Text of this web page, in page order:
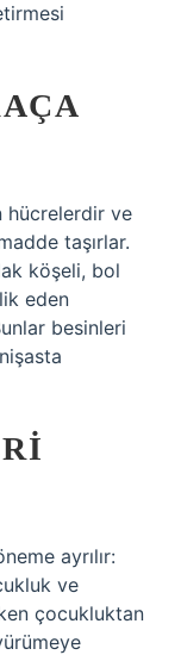
hücrelerdir ve
taşırlar.
köşeli, bol
eden
besinleri
ayrılır:
ve
çocukluktan